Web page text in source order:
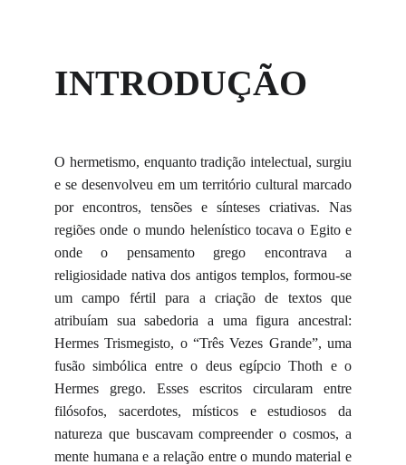
INTRODUÇÃO
O hermetismo, enquanto tradição intelectual, surgiu
e se desenvolveu em um território cultural marcado
por encontros, tensões e sínteses criativas. Nas
regiões onde o mundo helenístico tocava o Egito e
onde o pensamento grego encontrava a
religiosidade nativa dos antigos templos, formou-se
um campo fértil para a criação de textos que
atribuíam sua sabedoria a uma figura ancestral:
Hermes Trismegisto, o “Três Vezes Grande”, uma
fusão simbólica entre o deus egípcio Thoth e o
Hermes grego. Esses escritos circularam entre
filósofos, sacerdotes, místicos e estudiosos da
natureza que buscavam compreender o cosmos, a
mente humana e a relação entre o mundo material e